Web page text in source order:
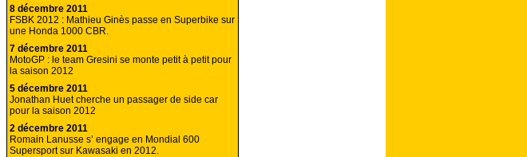
8 décembre 2011
FSBK 2012 : Mathieu Ginès passe en Superbike sur
une Honda 1000 CBR.
7 décembre 2011
MotoGP : le team Gresini se monte petit à petit pour
la saison 2012
5 décembre 2011
Jonathan Huet cherche un passager de side car
pour la saison 2012
2 décembre 2011
Romain Lanusse s’ engage en Mondial 600
Supersport sur Kawasaki en 2012.